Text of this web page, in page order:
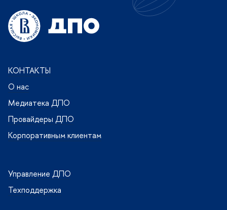
КОНТАКТЫ
О нас
Медиатека ДПО
Провайдеры ДПО
Корпоративным клиентам
Управление ДПО
Техподдержка